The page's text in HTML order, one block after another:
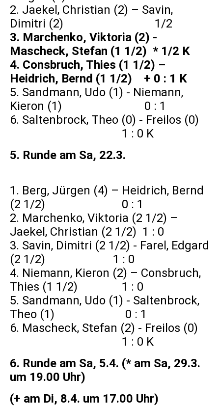
2. Jaekel, Christian (2) – Savin,
Dimitri (2) 1/2
3. Marchenko, Viktoria (2) -
Mascheck, Stefan (1 1/2) * 1/2 K
4. Consbruch, Thies (1 1/2) –
Heidrich, Bernd (1 1/2) + 0 : 1 K
5. Sandmann, Udo (1) - Niemann,
Kieron (1) 0 : 1
6. Saltenbrock, Theo (0) - Freilos (0)
1 : 0 K
5. Runde am Sa, 22.3.
1. Berg, Jürgen (4) – Heidrich, Bernd
(2 1/2) 0 : 1
2. Marchenko, Viktoria (2 1/2) –
Jaekel, Christian (2 1/2) 1 : 0
3. Savin, Dimitri (2 1/2) - Farel, Edgard
(2 1/2) 1 : 0
4. Niemann, Kieron (2) – Consbruch,
Thies (1 1/2) 1 : 0
5. Sandmann, Udo (1) - Saltenbrock,
Theo (1) 0 : 1
6. Mascheck, Stefan (2) - Freilos (0)
1 : 0 K
6. Runde am Sa, 5.4. (* am Sa, 29.3.
um 19.00 Uhr)
(+ am Di, 8.4. um 17.00 Uhr)